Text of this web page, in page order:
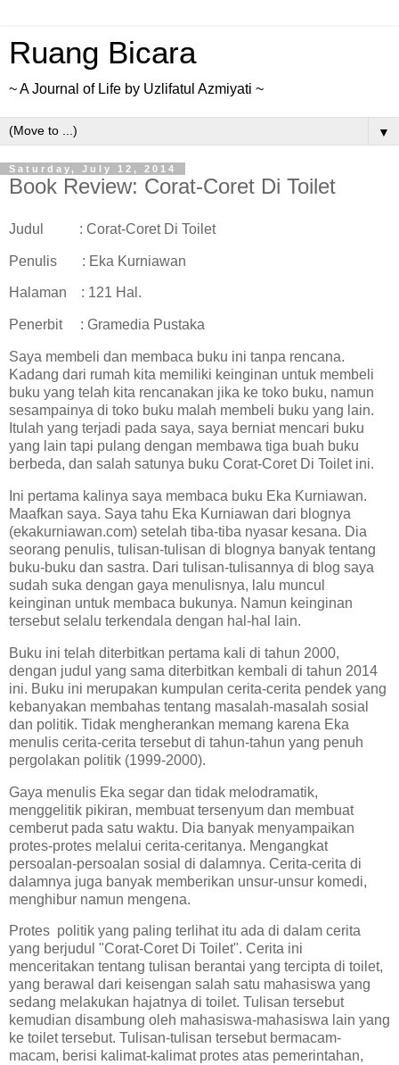
Ruang Bicara
~ A Journal of Life by Uzlifatul Azmiyati ~
▼
Saturday, July 12, 2014
Book Review: Corat-Coret Di Toilet
Judul : Corat-Coret Di Toilet
Penulis : Eka Kurniawan
Halaman : 121 Hal.
Penerbit : Gramedia Pustaka
Saya membeli dan membaca buku ini tanpa rencana.
Kadang dari rumah kita memiliki keinginan untuk membeli
buku yang telah kita rencanakan jika ke toko buku, namun
sesampainya di toko buku malah membeli buku yang lain.
Itulah yang terjadi pada saya, saya berniat mencari buku
yang lain tapi pulang dengan membawa tiga buah buku
berbeda, dan salah satunya buku Corat-Coret Di Toilet ini.
Ini pertama kalinya saya membaca buku Eka Kurniawan.
Maafkan saya. Saya tahu Eka Kurniawan dari blognya
(ekakurniawan.com) setelah tiba-tiba nyasar kesana. Dia
seorang penulis, tulisan-tulisan di blognya banyak tentang
buku-buku dan sastra. Dari tulisan-tulisannya di blog saya
sudah suka dengan gaya menulisnya, lalu muncul
keinginan untuk membaca bukunya. Namun keinginan
tersebut selalu terkendala dengan hal-hal lain.
Buku ini telah diterbitkan pertama kali di tahun 2000,
dengan judul yang sama diterbitkan kembali di tahun 2014
ini. Buku ini merupakan kumpulan cerita-cerita pendek yang
kebanyakan membahas tentang masalah-masalah sosial
dan politik. Tidak mengherankan memang karena Eka
menulis cerita-cerita tersebut di tahun-tahun yang penuh
pergolakan politik (1999-2000).
Gaya menulis Eka segar dan tidak melodramatik,
menggelitik pikiran, membuat tersenyum dan membuat
cemberut pada satu waktu. Dia banyak menyampaikan
protes-protes melalui cerita-ceritanya. Mengangkat
persoalan-persoalan sosial di dalamnya. Cerita-cerita di
dalamnya juga banyak memberikan unsur-unsur komedi,
menghibur namun mengena.
Protes politik yang paling terlihat itu ada di dalam cerita
yang berjudul "Corat-Coret Di Toilet". Cerita ini
menceritakan tentang tulisan berantai yang tercipta di toilet,
yang berawal dari keisengan salah satu mahasiswa yang
sedang melakukan hajatnya di toilet. Tulisan tersebut
kemudian disambung oleh mahasiswa-mahasiswa lain yang
ke toilet tersebut. Tulisan-tulisan tersebut bermacam-
macam, berisi kalimat-kalimat protes atas pemerintahan,